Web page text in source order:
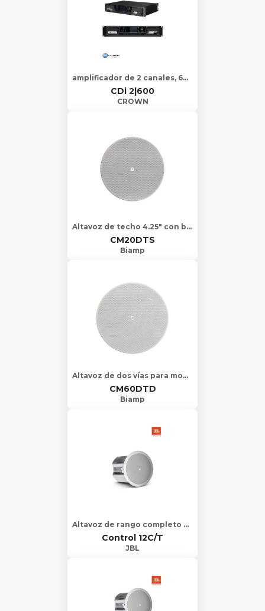
amplificador de 2 canales, 600W por canal de salida1
CDi 2|600
CROWN
Altavoz de techo 4.25" con borde delgado
CM20DTS
Biamp
Altavoz de dos vías para montaje a techo a linea de 70/100
CM60DTD
Biamp
Altavoz de rango completo de techo que consta de una bocina de cono de banda an…
Control 12C/T
JBL